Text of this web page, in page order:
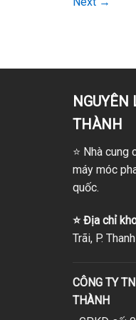
NGUYÊN
THÀNH
⭐ Nhà cung
máy móc
quốc.
⭐Địa chỉ
Trãi, P.
CÔNG TY
THÀNH